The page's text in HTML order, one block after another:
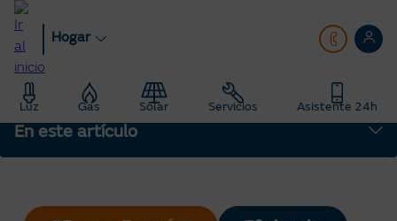
Pasar
contenido
principal
Hogar
Luz Gas Solar Servicios Asistente 24h
Hogar
Blog
Eficiencia energética: Consejos de ahorro de luz y gas
Tecnología halógena o led, ¿qué es mejor?
En este artículo